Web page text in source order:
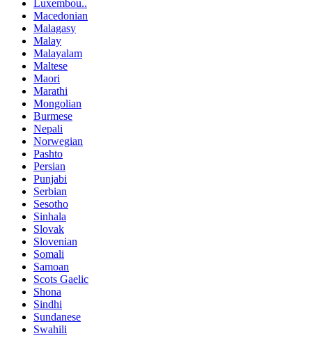
Luxembou..
Macedonian
Malagasy
Malay
Malayalam
Maltese
Maori
Marathi
Mongolian
Burmese
Nepali
Norwegian
Pashto
Persian
Punjabi
Serbian
Sesotho
Sinhala
Slovak
Slovenian
Somali
Samoan
Scots Gaelic
Shona
Sindhi
Sundanese
Swahili